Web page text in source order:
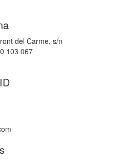
del Carme, s/n
103 067